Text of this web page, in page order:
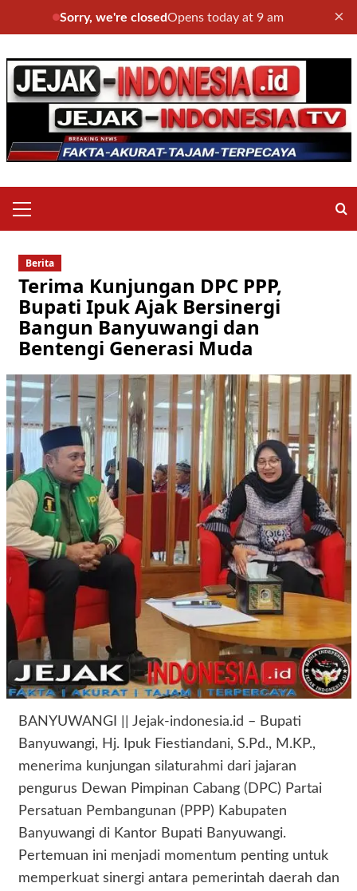
Sorry, we're closedOpens today at 9 am ×
to
content
Menu
Berita
Terima Kunjungan DPC PPP,
Bupati Ipuk Ajak Bersinergi
Bangun Banyuwangi dan
Bentengi Generasi Muda
BANYUWANGI || Jejak-indonesia.id – Bupati
Banyuwangi, Hj. Ipuk Fiestiandani, S.Pd., M.KP.,
menerima kunjungan silaturahmi dari jajaran
pengurus Dewan Pimpinan Cabang (DPC) Partai
Persatuan Pembangunan (PPP) Kabupaten
Banyuwangi di Kantor Bupati Banyuwangi.
Pertemuan ini menjadi momentum penting untuk
memperkuat sinergi antara pemerintah daerah dan